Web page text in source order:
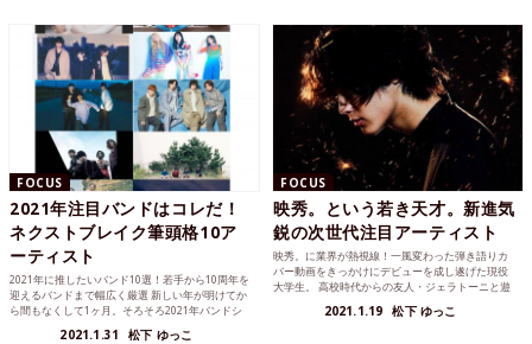
FOCUS
2021年注目バンドはコレだ！
ネクストブレイク筆頭格10ア
ーティスト
2021年に推したいバンド10選！若手から10周年を
迎えるバンドまで幅広く厳選 新しい年が明けてか
ら間もなくして1ヶ月。そろそろ2021年バンドシ
2021.1.31 松下 ゆっこ
FOCUS
映秀。という若き天才。新進気
鋭の次世代注目アーティスト
映秀。に業界が熱視線！一風変わった弾き語りカ
バー動画をきっかけにデビューを成し遂げた現役
大学生。 高校時代からの友人・ジェラトーニと遊
2021.1.19 松下 ゆっこ